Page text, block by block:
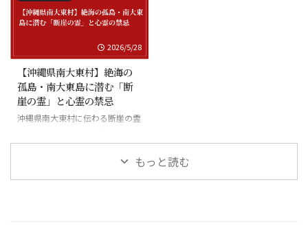
2026/5/28
【沖縄県南大東村】絶海の
孤島・南大東島に潜む「断
崖の霊」と心霊の禁忌
沖縄県南大東村に伝わる断崖の霊
もっと読む